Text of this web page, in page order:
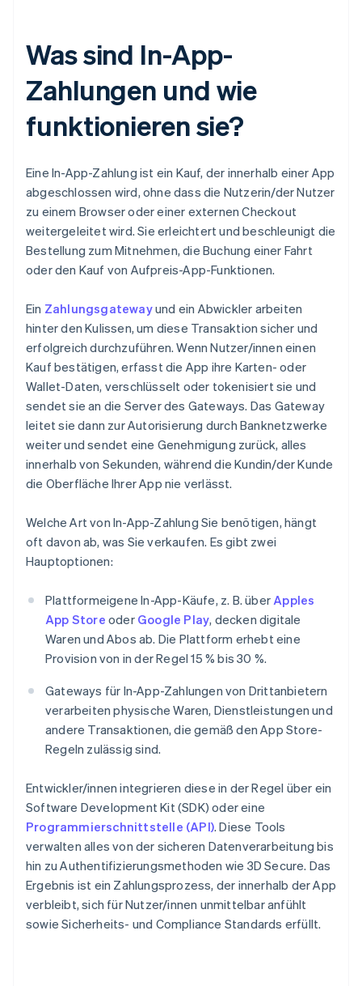
Was sind In-App-
Zahlungen und wie
funktionieren sie?
Eine In-App-Zahlung ist ein Kauf, der innerhalb einer App
abgeschlossen wird, ohne dass die Nutzerin/der Nutzer
zu einem Browser oder einer externen Checkout
weitergeleitet wird. Sie erleichtert und beschleunigt die
Bestellung zum Mitnehmen, die Buchung einer Fahrt
oder den Kauf von Aufpreis-App-Funktionen.
Ein Zahlungsgatewayund ein Abwickler arbeiten
hinter den Kulissen, um diese Transaktion sicher und
erfolgreich durchzuführen. Wenn Nutzer/innen einen
Kauf bestätigen, erfasst die App ihre Karten- oder
Wallet-Daten, verschlüsselt oder tokenisiert sie und
sendet sie an die Server des Gateways. Das Gateway
leitet sie dann zur Autorisierung durch Banknetzwerke
weiter und sendet eine Genehmigung zurück, alles
innerhalb von Sekunden, während die Kundin/der Kunde
die Oberfläche Ihrer App nie verlässt.
Welche Art von In-App-Zahlung Sie benötigen, hängt
oft davon ab, was Sie verkaufen. Es gibt zwei
Hauptoptionen:
Plattformeigene In-App-Käufe, z. B. überApples
App Store oder Google Play, decken digitale
Waren und Abos ab. Die Plattform erhebt eine
Provision von in der Regel 15 % bis 30 %.
Gateways für In-App-Zahlungen von Drittanbietern
verarbeiten physische Waren, Dienstleistungen und
andere Transaktionen, die gemäß den App Store-
Regeln zulässig sind.
Entwickler/innen integrieren diese in der Regel über ein
Software Development Kit (SDK) oder eine
Programmierschnittstelle (API). Diese Tools
verwalten alles von der sicheren Datenverarbeitung bis
hin zu Authentifizierungsmethoden wie 3D Secure. Das
Ergebnis ist ein Zahlungsprozess, der innerhalb der App
verbleibt, sich für Nutzer/innen unmittelbar anfühlt
sowie Sicherheits- und Compliance Standards erfüllt.